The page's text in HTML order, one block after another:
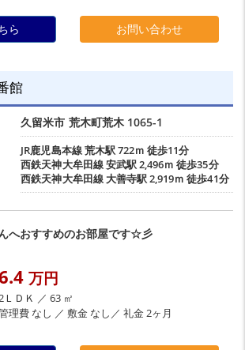
ら お問い合わせ
館
久留米市 荒木町荒木1065-1
JR鹿児島本線荒木駅722ｍ 徒歩11分
西鉄天神大牟田線安武駅2,496ｍ 徒歩35分
西鉄天神大牟田線大善寺駅2,919ｍ 徒歩41分
へおすすめのお部屋です☆彡
万円
ＬＤＫ ／ 63 ㎡
理費 なし ／ 敷金 なし／ 礼金 2ヶ月